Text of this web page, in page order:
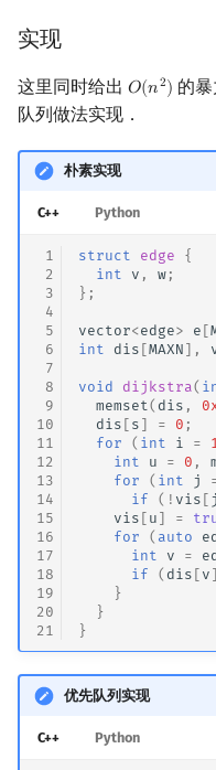
实现
这里同时给出 𝑂(𝑛2)
O(n2) 的
队列做法实现．
朴素实现
C++ Python
1
2
3
4
5
6
7
8
9
10
11
12
13
14
15
16
17
18
19
20
21
struct edge
{
int
v , w ;
};
vector<edge> e [
int
dis [MAXN ],
void dijkstra(
memset ( dis ,
dis [ s ] = 0 ;
for
( int i = 1
int
u = 0 ,
for
( int j
if
( ! vis [ j
vis [ u ] =
for
( auto
int
v =
if
( dis [ v ]
}
}
}
优先队列实现
C++ Python